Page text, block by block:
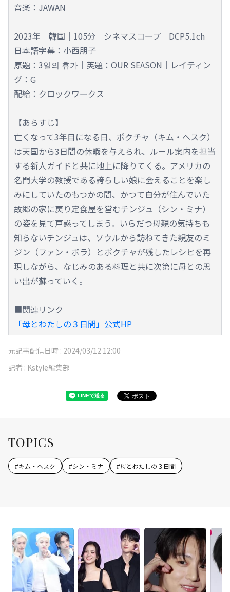
音楽：JAWAN
2023年｜韓国｜105分｜シネマスコープ｜DCP5.1ch｜
日本語字幕：小西朋子
原題：3일의 휴가｜英題：OUR SEASON｜レイティン
グ：G
配給：クロックワークス
【あらすじ】
亡くなって3年目になる日、ポクチャ（キム・ヘスク）
は天国から3日間の休暇を与えられ、ルール案内を担当
する新人ガイドと共に地上に降りてくる。アメリカの
名門大学の教授である誇らしい娘に会えることを楽し
みにしていたのもつかの間、かつて自分が住んでいた
故郷の家に戻り定食屋を営むチンジュ（シン・ミナ）
の姿を見て戸惑ってしまう。いらだつ母親の気持ちも
知らないチンジュは、ソウルから訪ねてきた親友のミ
ジン（ファン・ボラ）とポクチャが残したレシピを再
現しながら、なじみのある料理と共に次第に母との思
い出が蘇っていく。
■関連リンク
「母とわたしの３日間」公式HP
元記事配信日時 : 2024/03/12 12:00
記者 : Kstyle編集部
TOPICS
#キム・ヘスク #シン・ミナ #母とわたしの３日間